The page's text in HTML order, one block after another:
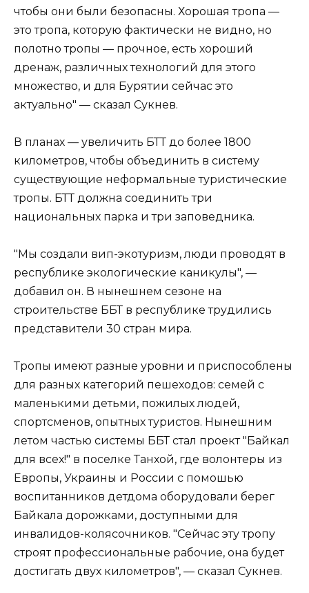
чтобы они были безопасны. Хорошая тропа —
это тропа, которую фактически не видно, но
полотно тропы — прочное, есть хороший
дренаж, различных технологий для этого
множество, и для Бурятии сейчас это
актуально" — сказал Сукнев.
В планах — увеличить БТТ до более 1800
километров, чтобы объединить в систему
существующие неформальные туристические
тропы. БТТ должна соединить три
национальных парка и три заповедника.
"Мы создали вип-экотуризм, люди проводят в
республике экологические каникулы", —
добавил он. В нынешнем сезоне на
строительстве ББТ в республике трудились
представители 30 стран мира.
Тропы имеют разные уровни и приспособлены
для разных категорий пешеходов: семей с
маленькими детьми, пожилых людей,
спортсменов, опытных туристов. Нынешним
летом частью системы ББТ стал проект "Байкал
для всех!" в поселке Танхой, где волонтеры из
Европы, Украины и России с помошью
воспитанников детдома оборудовали берег
Байкала дорожками, доступными для
инвалидов-колясочников. "Сейчас эту тропу
строят профессиональные рабочие, она будет
достигать двух километров", — сказал Сукнев.